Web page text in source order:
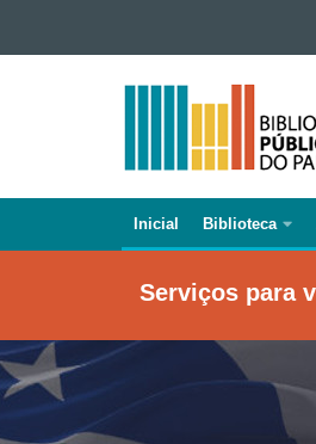
Ir para a navegaçãoBIBLIOTECA
PARANÁ
Navegação
principal
Inicial Biblioteca
Serviços para